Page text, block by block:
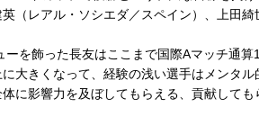
（レアル・ソシエダ／スペイン）、上田
を飾った長友はここまで国際Aマッチ通
大きくなって、経験の浅い選手はメンタ
に影響力を及ぼしてもらえる、貢献しても